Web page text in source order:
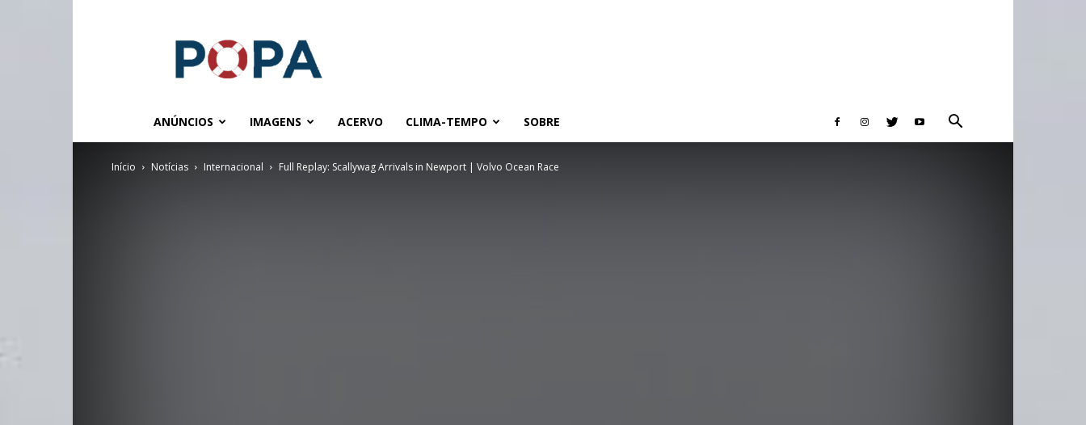
ANÚNCIOS IMAGENS ACERVO CLIMA-TEMPO SOBRE
Início Notícias Internacional Full Replay: Scallywag Arrivals in Newport | Volvo Ocean Race